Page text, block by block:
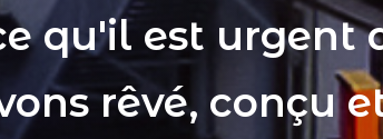
qu'il est urgent
rêvé, conçu